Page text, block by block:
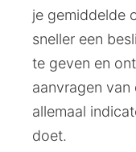
je gemiddelde
sneller een
te geven en
aanvragen
allemaal
doet.